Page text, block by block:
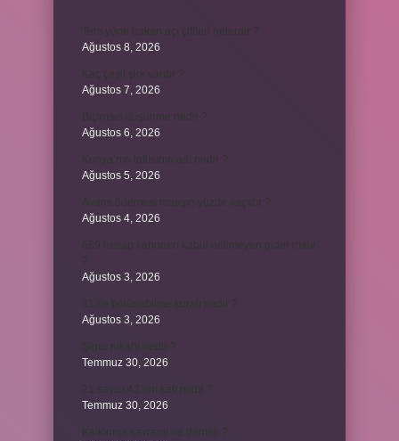
Ağustos 8, 2026
Ağustos 7, 2026
Ağustos 6, 2026
Ağustos 5, 2026
Ağustos 4, 2026
Ağustos 3, 2026
Ağustos 3, 2026
Temmuz 30, 2026
Temmuz 30, 2026